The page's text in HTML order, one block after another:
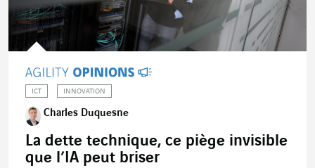
ICT INNOVATION
Charles Duquesne
La dette technique, ce piège invisible
que l’IA peut briser